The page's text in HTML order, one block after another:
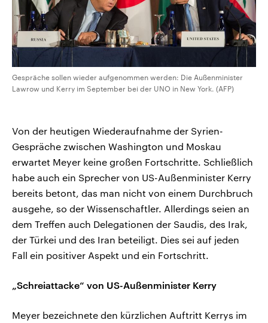
Gespräche sollen wieder aufgenommen werden: Die Außenminister
Lawrow und Kerry im September bei der UNO in New York. (AFP)
Von der heutigen Wiederaufnahme der Syrien-
Gespräche zwischen Washington und Moskau
erwartet Meyer keine großen Fortschritte. Schließlich
habe auch ein Sprecher von US-Außenminister Kerry
bereits betont, das man nicht von einem Durchbruch
ausgehe, so der Wissenschaftler. Allerdings seien an
dem Treffen auch Delegationen der Saudis, des Irak,
der Türkei und des Iran beteiligt. Dies sei auf jeden
Fall ein positiver Aspekt und ein Fortschritt.
„Schreiattacke“ von US-Außenminister Kerry
Meyer bezeichnete den kürzlichen Auftritt Kerrys im